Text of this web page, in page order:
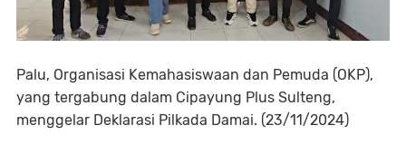
Palu, Organisasi Kemahasiswaan dan Pemuda (OKP),
yang tergabung dalam Cipayung Plus Sulteng,
menggelar Deklarasi Pilkada Damai. (23/11/2024)